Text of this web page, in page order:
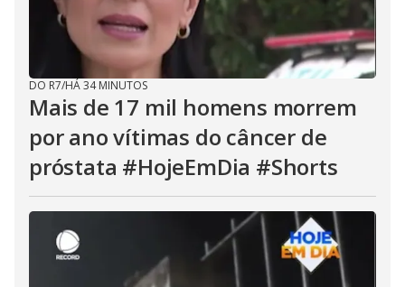
DO R7/HÁ 34 MINUTOS
Mais de 17 mil homens morrem
por ano vítimas do câncer de
próstata #HojeEmDia #Shorts